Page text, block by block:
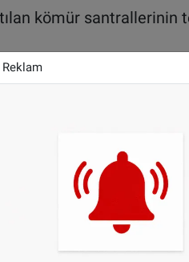
kömür santrallerinin
55’ini Rusya’dan
Oran düşmeye
bulmakta zorlanıyor.
Greta Thunberg de
karbon salınımına yol
hata olduğunu
Scholz bütün
Reklam